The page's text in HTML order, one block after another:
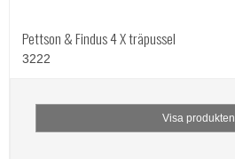
Pettson & Findus 4 X träpussel
3222
Visa produkten